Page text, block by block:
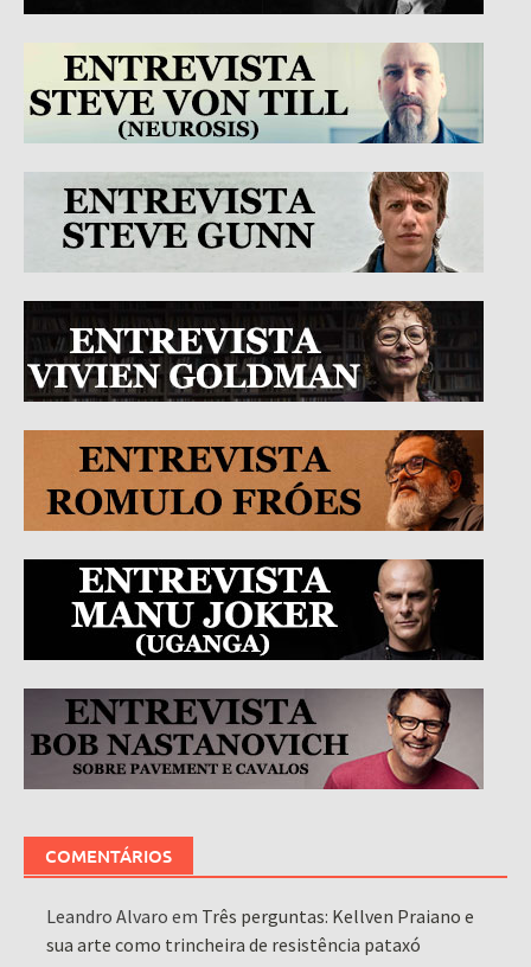
COMENTÁRIOS
Leandro Alvaro em Três perguntas: Kellven Praiano e
sua arte como trincheira de resistência pataxó